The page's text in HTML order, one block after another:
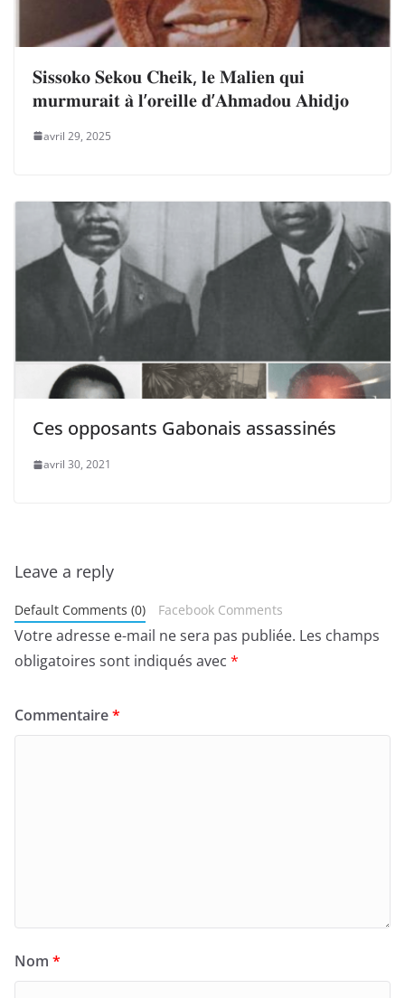
𝐒𝐢𝐬𝐬𝐨𝐤𝐨 𝐒𝐞𝐤𝐨𝐮 𝐂𝐡𝐞𝐢𝐤, 𝐥𝐞 𝐌𝐚𝐥𝐢𝐞𝐧 𝐪𝐮𝐢
𝐦𝐮𝐫𝐦𝐮𝐫𝐚𝐢𝐭 𝐚̀ 𝐥’𝐨𝐫𝐞𝐢𝐥𝐥𝐞 𝐝’𝐀𝐡𝐦𝐚𝐝𝐨𝐮 𝐀𝐡𝐢𝐝𝐣𝐨
avril 29, 2025
Ces opposants Gabonais assassinés
avril 30, 2021
Leave a reply
Default Comments (0) Facebook Comments
Votre adresse e-mail ne sera pas publiée. Les champs
obligatoires sont indiqués avec *
Commentaire*
Nom *